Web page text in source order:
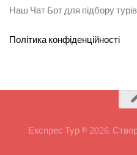
Наш Чат Бот для підбору
Політика конфіденційності
Експрес Тур © 2026.